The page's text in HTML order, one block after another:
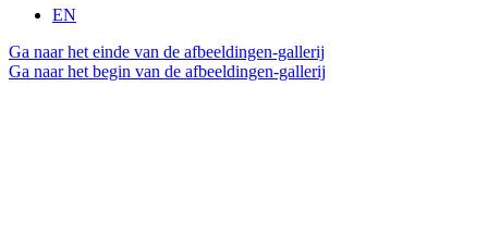
EN
Ga naar het einde van de afbeeldingen-gallerij
Ga naar het begin van de afbeeldingen-gallerij